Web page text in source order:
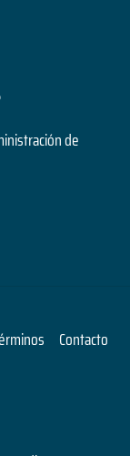
de
Contacto